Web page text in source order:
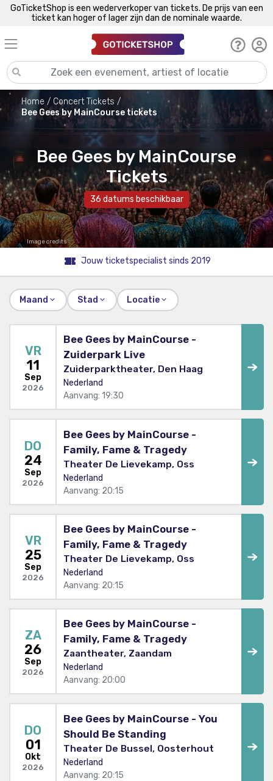
GoTicketShop is een wederverkoper van tickets. De prijs van een
ticket kan hoger of lager zijn dan de nominale waarde.
Home
Concert Tickets
Bee Gees by MainCourse tickets
Bee Gees by MainCourse
Tickets
36 datums beschikbaar
Image credits
Jouw ticketspecialist sinds 2019
Maand Stad Locatie
VR
11
Sep
2026
Bee Gees by MainCourse -
Zuiderpark Live
Zuiderparktheater, Den Haag
Nederland
Aanvang: 19:30
DO
24
Sep
2026
Bee Gees by MainCourse -
Family, Fame & Tragedy
Theater De Lievekamp, Oss
Nederland
Aanvang: 20:15
VR
25
Sep
2026
Bee Gees by MainCourse -
Family, Fame & Tragedy
Theater De Lievekamp, Oss
Nederland
Aanvang: 20:15
ZA
26
Sep
2026
Bee Gees by MainCourse -
Family, Fame & Tragedy
Zaantheater, Zaandam
Nederland
Aanvang: 20:00
DO
01
Okt
2026
Bee Gees by MainCourse - You
Should Be Standing
Theater De Bussel, Oosterhout
Nederland
Aanvang: 20:15